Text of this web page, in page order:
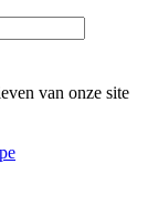
van onze site